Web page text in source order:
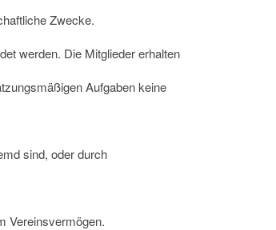
Zwecke.
werden. Die Mitglieder erhalten
Aufgaben keine
sind, oder durch
Vereinsvermögen.